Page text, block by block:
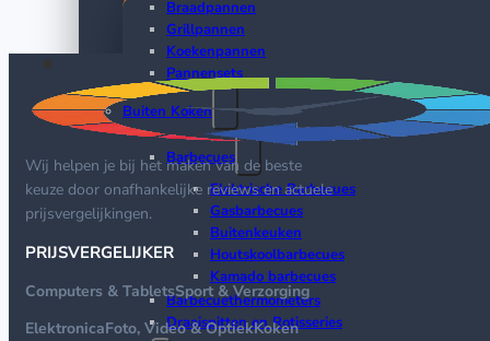
Braadpannen
Grillpannen
Koekenpannen
Pannensets
Buiten Koken
Barbecues
Elektrische Barbecues
Gasbarbecues
Buitenkeuken
Houtskoolbarbecues
Kamado barbecues
Barbecuethermometers
Draaispitten en Rotisseries
Wij helpen je bij het maken van de beste
keuze door onafhankelijke reviews en actuele
prijsvergelijkingen.
PRIJSVERGELIJKER
Computers & TabletsSport & Verzorging
ElektronicaFoto, Video & OptiekKoken